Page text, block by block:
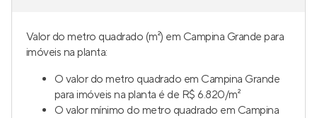
Valor do metro quadrado (m²) em Campina Grande para
imóveis na planta:
O valor do metro quadrado em Campina Grande
para imóveis na planta é de R$ 6.820/m²
O valor mínimo do metro quadrado em Campina